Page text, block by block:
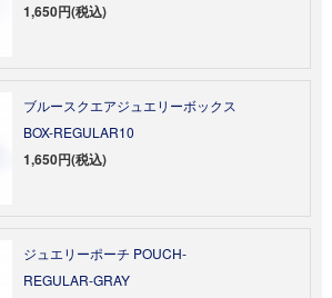
1,650円(税込)
ブルースクエアジュエリーボックス
BOX-REGULAR10
1,650円(税込)
ジュエリーポーチ POUCH-
REGULAR-GRAY